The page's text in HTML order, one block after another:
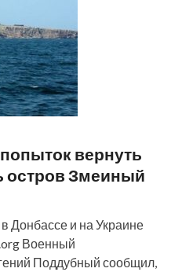
вернуть
остров Змеиный
Донбассе и на Украине
Военный
Поддубный сообщил,